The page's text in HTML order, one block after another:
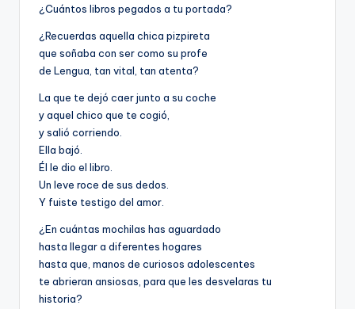
¿Cuántos libros pegados a tu portada?
¿Recuerdas aquella chica pizpireta
que soñaba con ser como su profe
de Lengua, tan vital, tan atenta?
La que te dejó caer junto a su coche
y aquel chico que te cogió,
y salió corriendo.
Ella bajó.
Él le dio el libro.
Un leve roce de sus dedos.
Y fuiste testigo del amor.
¿En cuántas mochilas has aguardado
hasta llegar a diferentes hogares
hasta que, manos de curiosos adolescentes
te abrieran ansiosas, para que les desvelaras tu
historia?